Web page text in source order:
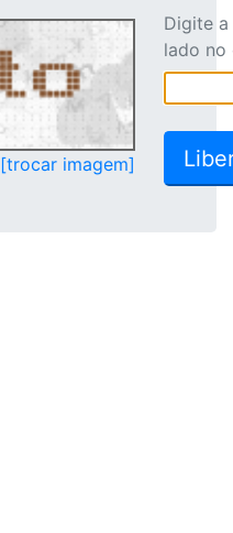
[trocar imagem]
Digite
lado no